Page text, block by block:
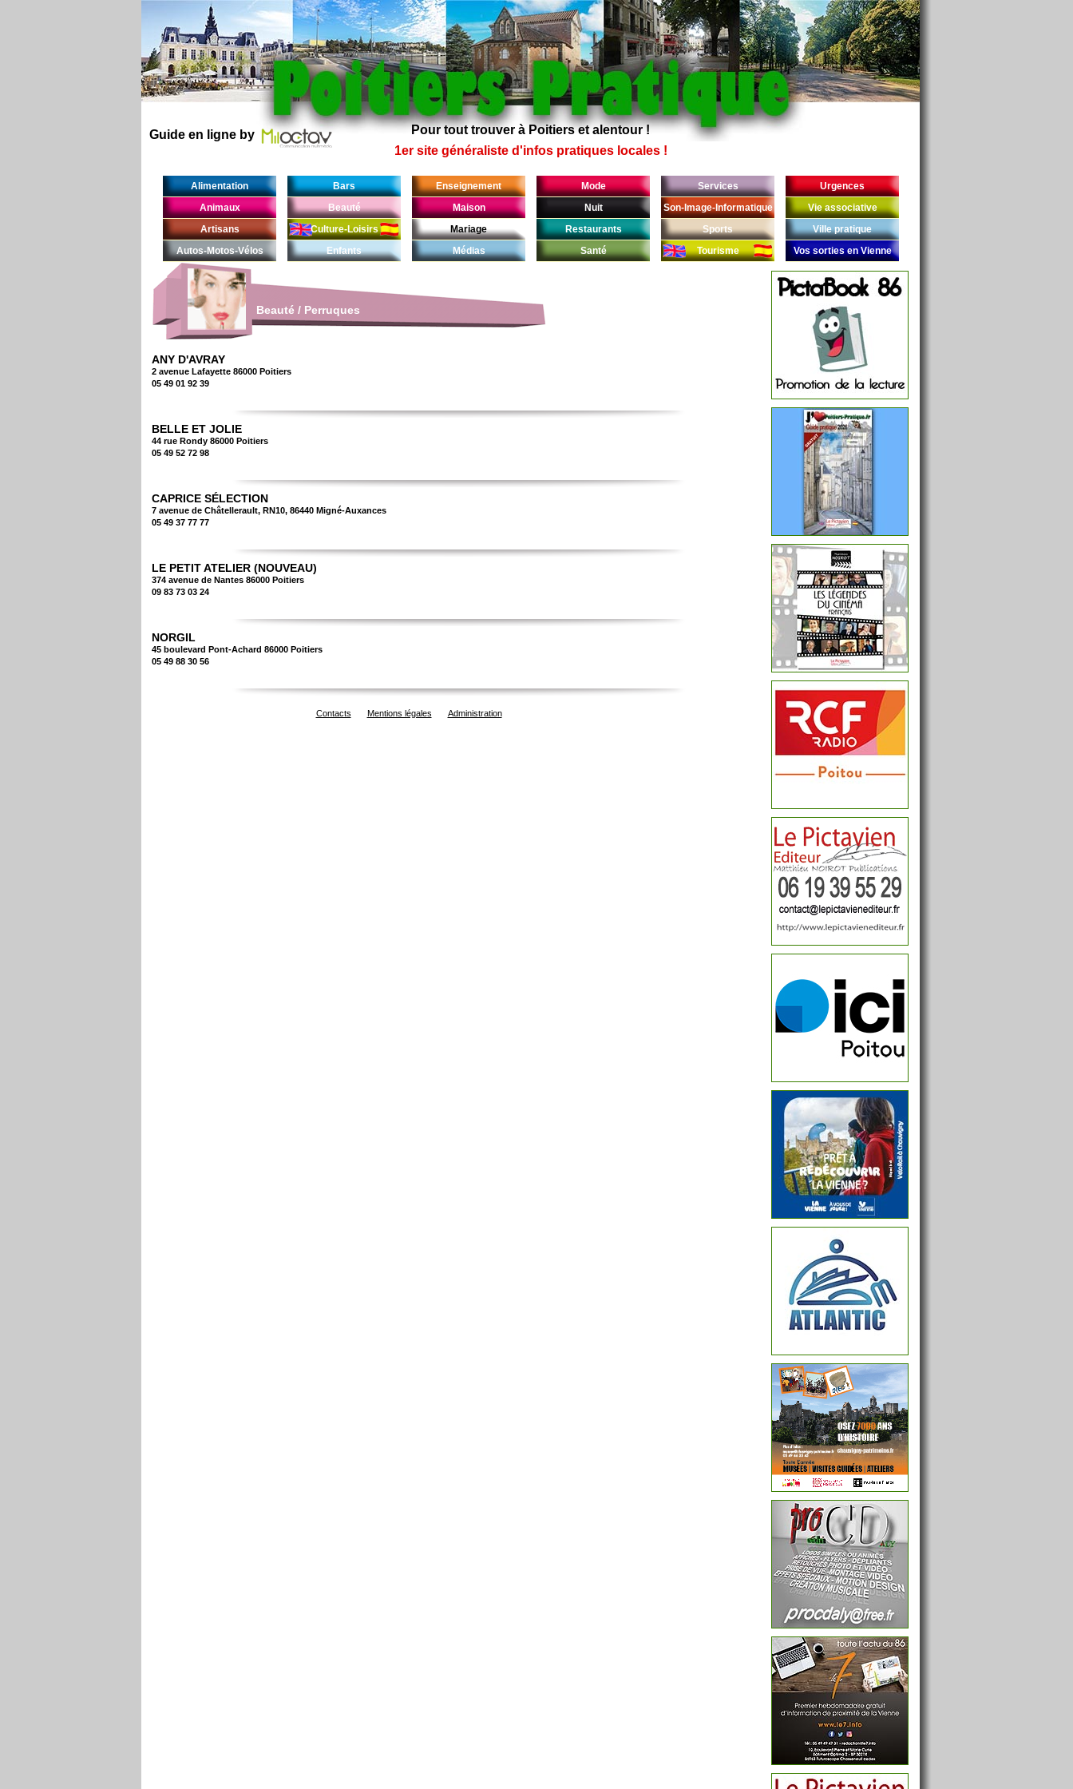
Pour tout trouver à Poitiers et alentour !
1er site généraliste d'infos pratiques locales !
Guide en ligne by
Alimentation
Animaux
Artisans
Autos-Motos-Vélos
Bars
Beauté
Culture-Loisirs
Enfants
Enseignement
Maison
Mariage
Médias
Mode
Nuit
Restaurants
Santé
Services
Son-Image-Informatique
Sports
Tourisme
Urgences
Vie associative
Ville pratique
Vos sorties en Vienne
Beauté / Perruques
ANY D'AVRAY
2 avenue Lafayette 86000 Poitiers
05 49 01 92 39
BELLE ET JOLIE
44 rue Rondy 86000 Poitiers
05 49 52 72 98
CAPRICE SÉLECTION
7 avenue de Châtellerault, RN10, 86440 Migné-Auxances
05 49 37 77 77
LE PETIT ATELIER (NOUVEAU)
374 avenue de Nantes 86000 Poitiers
09 83 73 03 24
NORGIL
45 boulevard Pont-Achard 86000 Poitiers
05 49 88 30 56
Contacts Mentions légales Administration